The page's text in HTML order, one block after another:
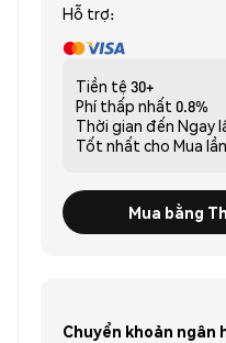
Hỗ trợ:
Tiền tệ 30+
Phí thấp nhất 0.8%
Thời gian đến Ngay
Tốt nhất cho Mua
Mua bằng
Chuyển khoản ngân